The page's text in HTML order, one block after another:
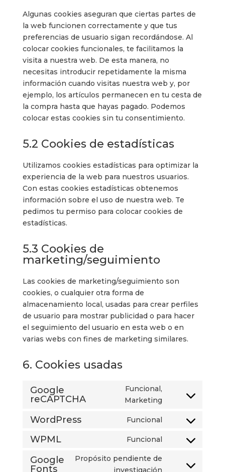
Algunas cookies aseguran que ciertas partes de
la web funcionen correctamente y que tus
preferencias de usuario sigan recordándose. Al
colocar cookies funcionales, te facilitamos la
visita a nuestra web. De esta manera, no
necesitas introducir repetidamente la misma
información cuando visitas nuestra web y, por
ejemplo, los artículos permanecen en tu cesta de
la compra hasta que hayas pagado. Podemos
colocar estas cookies sin tu consentimiento.
5.2 Cookies de estadísticas
Utilizamos cookies estadísticas para optimizar la
experiencia de la web para nuestros usuarios.
Con estas cookies estadísticas obtenemos
información sobre el uso de nuestra web. Te
pedimos tu permiso para colocar cookies de
estadísticas.
5.3 Cookies de
marketing/seguimiento
Las cookies de marketing/seguimiento son
cookies, o cualquier otra forma de
almacenamiento local, usadas para crear perfiles
de usuario para mostrar publicidad o para hacer
el seguimiento del usuario en esta web o en
varias webs con fines de marketing similares.
6. Cookies usadas
Google
reCAPTCHA
Funcional,
Marketing
Consent
service
recaptcha
WordPress Funcional
Consent
WPML Funcional
Consent
service
Google
Fonts
Propósito pendiente de
investigación
Consent